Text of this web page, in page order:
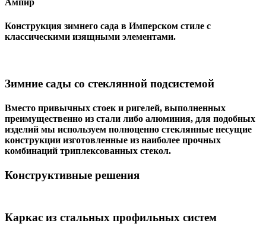
Ампир
Конструкция зимнего сада в Имперском стиле с
классическими изящными элементами.
Зимние сады со стеклянной подсистемой
Вместо привычных стоек и ригелей, выполненных
преимущественно из стали либо алюминия, для подобных
изделий мы используем полноценно стеклянные несущие
конструкции изготовленные из наиболее прочных
комбинаций триплексованных стекол.
Конструктивные решения
Каркас из стальных профильных систем